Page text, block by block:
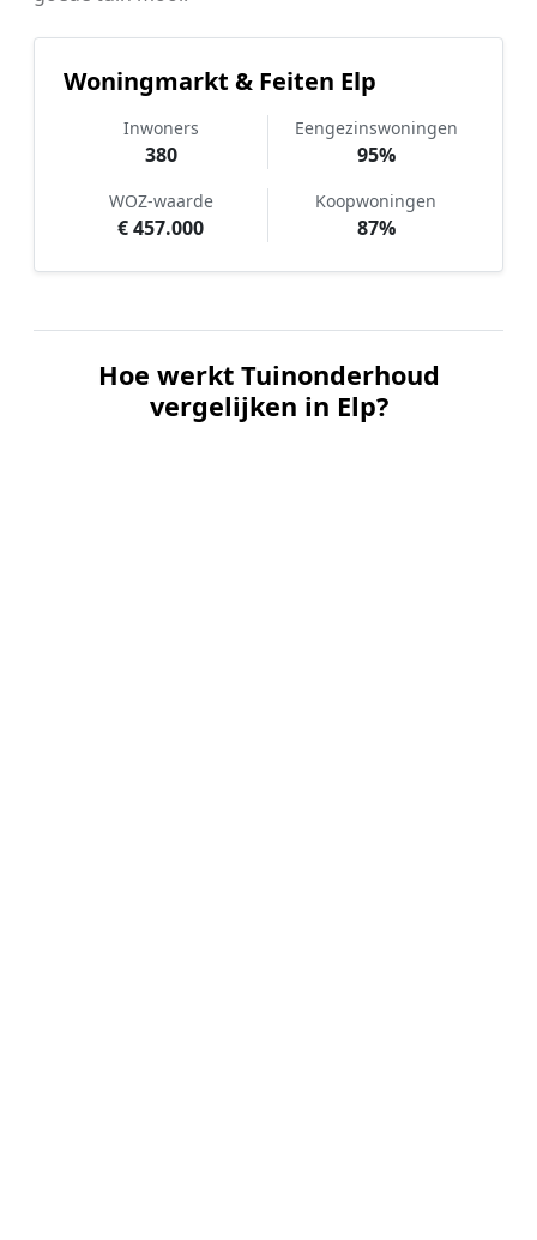
Woningmarkt & Feiten Elp
Inwoners
380
Eengezinswoningen
95%
WOZ-waarde
€ 457.000
Koopwoningen
87%
Hoe werkt Tuinonderhoud
vergelijken in Elp?